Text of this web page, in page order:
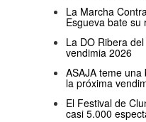
La Marcha
Esgueva bate su
La DO Ribera
vendimia 2026
ASAJA teme
la próxima
El Festival de
casi 5.000